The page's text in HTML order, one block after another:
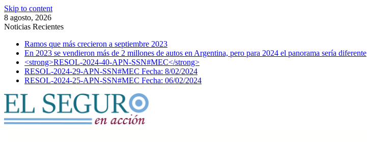
Skip to content
8 agosto, 2026
Noticias Recientes
Ramos que más crecieron a septiembre 2023
En 2023 se vendieron más de 2 millones de autos en Argentina, pero para 2024 el panorama sería diferente
<strong>RESOL-2024-40-APN-SSN#MEC</strong>
RESOL-2024-29-APN-SSN#MEC Fecha: 8/02/2024
RESOL-2024-25-APN-SSN#MEC Fecha: 06/02/2024